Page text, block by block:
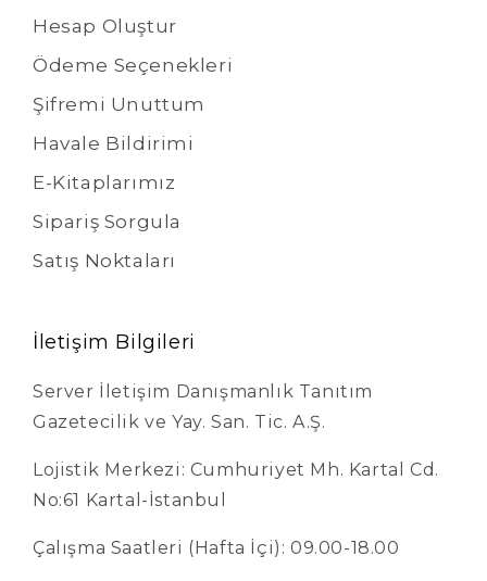
Hesap Oluştur
Ödeme Seçenekleri
Şifremi Unuttum
Havale Bildirimi
E-Kitaplarımız
Sipariş Sorgula
Satış Noktaları
İletişim Bilgileri
Server İletişim Danışmanlık Tanıtım
Gazetecilik ve Yay. San. Tic. A.Ş.
Lojistik Merkezi: Cumhuriyet Mh. Kartal Cd.
No:61 Kartal-İstanbul
Çalışma Saatleri (Hafta İçi): 09.00-18.00